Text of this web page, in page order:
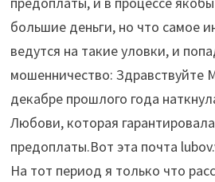
большие деньги, но что самое
ведутся на такие уловки, и
мошенничество: Здравствуйте
декабре прошлого года
Любови, которая
предоплаты.Вот эта почта
На тот период я только что